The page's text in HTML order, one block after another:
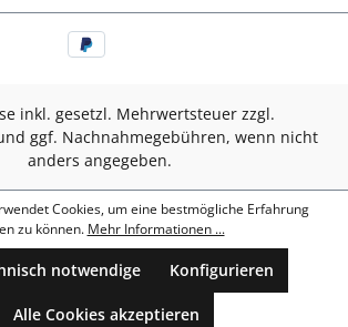
inkl. gesetzl. Mehrwertsteuer zzgl.
ggf. Nachnahmegebühren, wenn nicht
anders angegeben.
Cookies, um eine bestmögliche Erfahrung
zu können. Mehr Informationen ...
notwendige Konfigurieren
Alle Cookies akzeptieren